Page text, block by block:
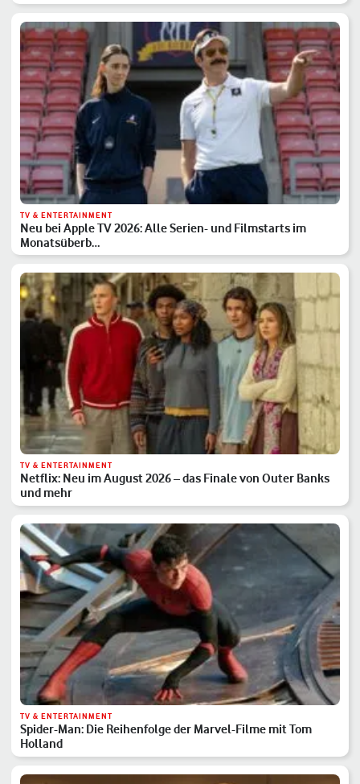
TV & ENTERTAINMENT
Neu bei Apple TV 2026: Alle Serien- und Filmstarts im
Monatsüberb…
TV & ENTERTAINMENT
Netflix: Neu im August 2026 – das Finale von Outer Banks
und mehr
TV & ENTERTAINMENT
Spider-Man: Die Reihenfolge der Marvel-Filme mit Tom
Holland